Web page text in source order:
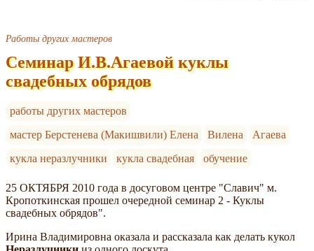
Работы других мастеров
Семинар И.В.Агаевой куклы
свадебных обрядов
работы других мастеров
мастер Берстенева (Макишвили) Елена
Вилена
Агаева
кукла неразлучники
кукла свадебная обучение
25 ОКТЯБРЯ 2010 года в досуговом центре "Славич" м.
Кропоткинская прошел очередной семинар 2 - Куклы
свадебных обрядов".
Ирина Владимировна оказала и рассказала как делать кукол